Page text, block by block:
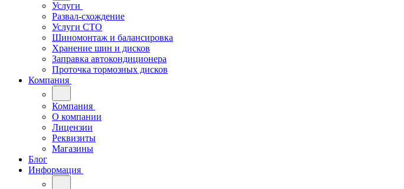
Услуги
Развал-схождение
Услуги СТО
Шиномонтаж и балансировка
Хранение шин и дисков
Заправка автокондиционера
Проточка тормозных дисков
Компания
Компания
О компании
Лицензии
Реквизиты
Магазины
Блог
Информация